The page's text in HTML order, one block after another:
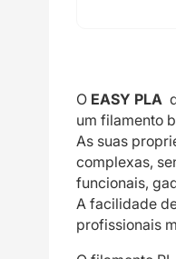
O EASY PLA
um filamento
As suas
complexas,
funcionais,
A facilidade
profissionais